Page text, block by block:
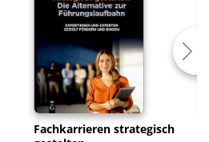
Fachkarrieren strategisch